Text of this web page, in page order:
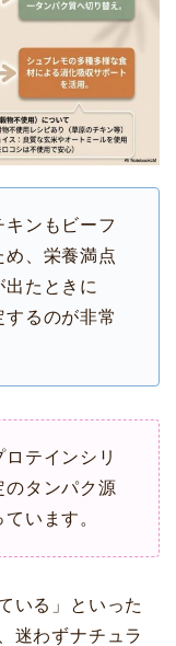
ンもビーフ
め、栄養満点
たときに
するのが非常
テインシリ
のタンパク源
います。
いる」といった
迷わずナチュラ